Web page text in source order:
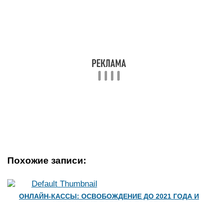
Похожие записи:
ОНЛАЙН-КАССЫ: ОСВОБОЖДЕНИЕ ДО 2021 ГОДА И